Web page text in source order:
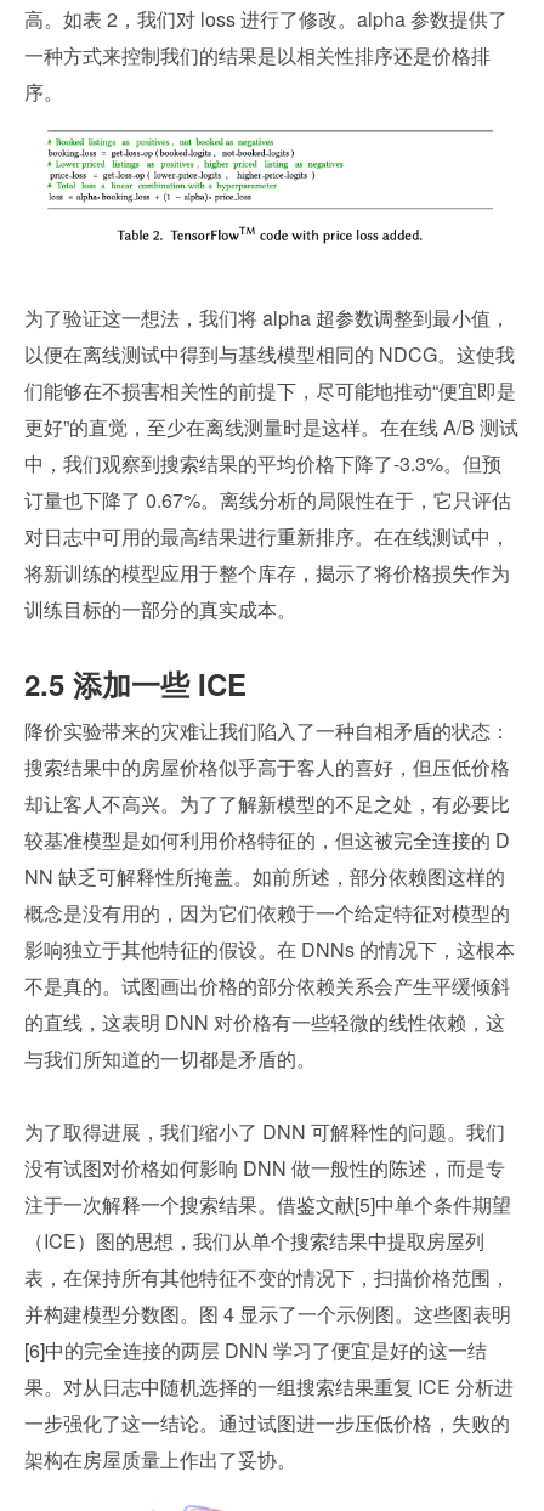
高。如表 2，我们对 loss 进行了修改。alpha 参数提供了
一种方式来控制我们的结果是以相关性排序还是价格排
序。
为了验证这一想法，我们将 alpha 超参数调整到最小值，
以便在离线测试中得到与基线模型相同的 NDCG。这使我
们能够在不损害相关性的前提下，尽可能地推动“便宜即是
更好”的直觉，至少在离线测量时是这样。在在线 A/B 测试
中，我们观察到搜索结果的平均价格下降了-3.3%。但预
订量也下降了 0.67%。离线分析的局限性在于，它只评估
对日志中可用的最高结果进行重新排序。在在线测试中，
将新训练的模型应用于整个库存，揭示了将价格损失作为
训练目标的一部分的真实成本。
2.5 添加一些 ICE
降价实验带来的灾难让我们陷入了一种自相矛盾的状态：
搜索结果中的房屋价格似乎高于客人的喜好，但压低价格
却让客人不高兴。为了了解新模型的不足之处，有必要比
较基准模型是如何利用价格特征的，但这被完全连接的 D
NN 缺乏可解释性所掩盖。如前所述，部分依赖图这样的
概念是没有用的，因为它们依赖于一个给定特征对模型的
影响独立于其他特征的假设。在 DNNs 的情况下，这根本
不是真的。试图画出价格的部分依赖关系会产生平缓倾斜
的直线，这表明 DNN 对价格有一些轻微的线性依赖，这
与我们所知道的一切都是矛盾的。
为了取得进展，我们缩小了 DNN 可解释性的问题。我们
没有试图对价格如何影响 DNN 做一般性的陈述，而是专
注于一次解释一个搜索结果。借鉴文献[5]中单个条件期望
（ICE）图的思想，我们从单个搜索结果中提取房屋列
表，在保持所有其他特征不变的情况下，扫描价格范围，
并构建模型分数图。图 4 显示了一个示例图。这些图表明
[6]中的完全连接的两层 DNN 学习了便宜是好的这一结
果。对从日志中随机选择的一组搜索结果重复 ICE 分析进
一步强化了这一结论。通过试图进一步压低价格，失败的
架构在房屋质量上作出了妥协。